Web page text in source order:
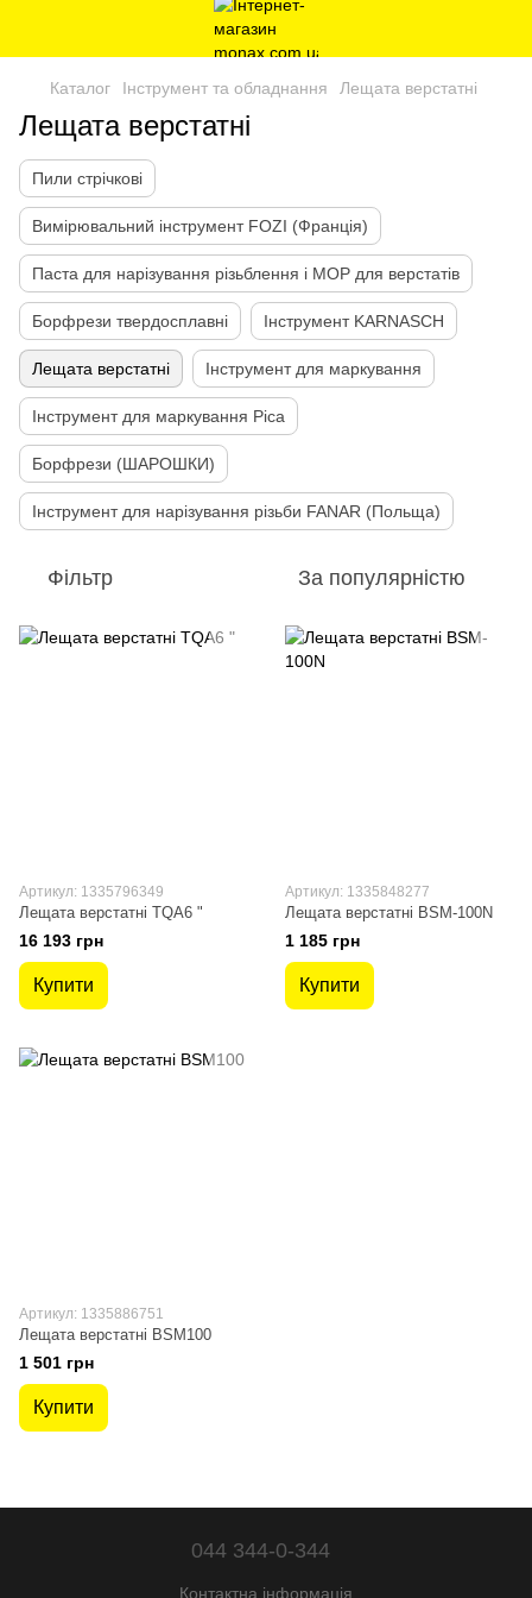
Каталог Інструмент та обладнання Лещата верстатні
Лещата верстатні
Пили стрічкові
Вимірювальний інструмент FOZI (Франція)
Паста для нарізування різьблення і МОР для верстатів
Борфрези твердосплавні Інструмент KARNASCH
Лещата верстатні Інструмент для маркування
Інструмент для маркування Pica
Борфрези (ШАРОШКИ)
Інструмент для нарізування різьби FANAR (Польща)
Фільтр За популярністю
Артикул: 1335796349
Лещата верстатні TQA6 "
16 193 грн
Купити
Артикул: 1335848277
Лещата верстатні BSM-100N
1 185 грн
Купити
Артикул: 1335886751
Лещата верстатні BSM100
1 501 грн
Купити
044 344-0-344
Контактна інформація